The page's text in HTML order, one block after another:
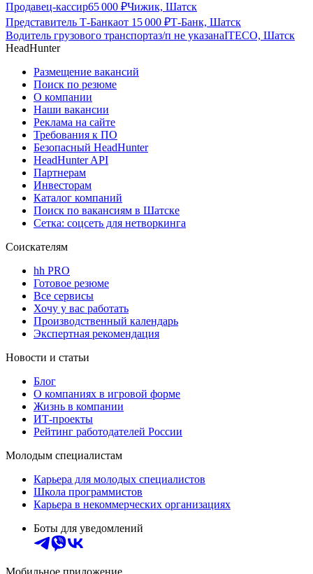
Продавец-кассир65 000 ₽Чижик, Шатск
Представитель Т-Банкаот 15 000 ₽Т-Банк, Шатск
Водитель грузового транспортаз/п не указанаITECO, Шатск
HeadHunter
Размещение вакансий
Поиск по резюме
О компании
Наши вакансии
Реклама на сайте
Требования к ПО
Безопасный HeadHunter
HeadHunter API
Партнерам
Инвесторам
Каталог компаний
Поиск по вакансиям в Шатске
Сетка: соцсеть для нетворкинга
Соискателям
hh PRO
Готовое резюме
Все сервисы
Хочу у вас работать
Производственный календарь
Экспертная рекомендация
Новости и статьи
Блог
О компаниях в игровой форме
Жизнь в компании
ИТ-проекты
Рейтинг работодателей России
Молодым специалистам
Карьера для молодых специалистов
Школа программистов
Карьера в некоммерческих организациях
Боты для уведомлений